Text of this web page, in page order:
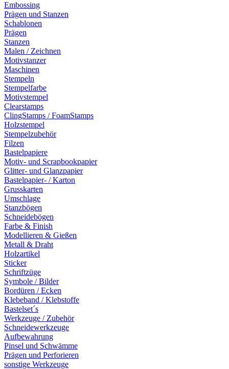
Embossing
Prägen und Stanzen
Schablonen
Prägen
Stanzen
Malen / Zeichnen
Motivstanzer
Maschinen
Stempeln
Stempelfarbe
Motivstempel
Clearstamps
ClingStamps / FoamStamps
Holzstempel
Stempelzubehör
Filzen
Bastelpapiere
Motiv- und Scrapbookpapier
Glitter- und Glanzpapier
Bastelpapier- / Karton
Grusskarten
Umschlage
Stanzbögen
Schneidebögen
Farbe & Finish
Modellieren & Gießen
Metall & Draht
Holzartikel
Sticker
Schriftzüge
Symbole / Bilder
Bordüren / Ecken
Klebeband / Klebstoffe
Bastelset´s
Werkzeuge / Zubehör
Schneidewerkzeuge
Aufbewahrung
Pinsel und Schwämme
Prägen und Perforieren
sonstige Werkzeuge